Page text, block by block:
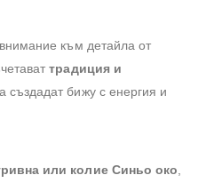
към детайла от
традиция и
създадат бижу с енергия и
или колие Синьо око